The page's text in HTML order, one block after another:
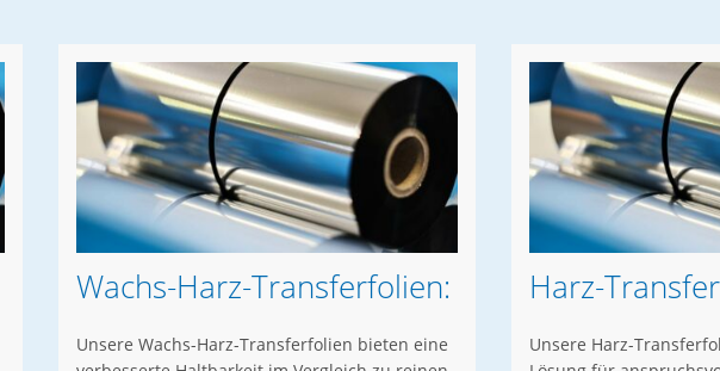
Wachs-Harz-Transferfolien:
Unsere Wachs-Harz-Transferfolien bieten eine
Harz-
Unsere Harz-